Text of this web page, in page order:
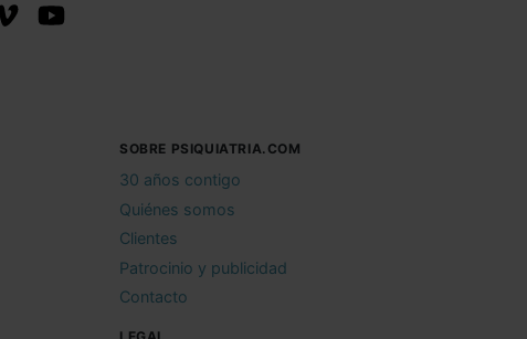
SOBRE PSIQUIATRIA.COM
30 años contigo
Quiénes somos
Clientes
Patrocinio y publicidad
Contacto